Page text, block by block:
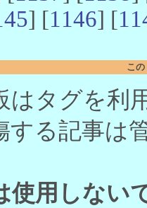
] [1146] [
こ
はタグを利
する記事は
使用しない